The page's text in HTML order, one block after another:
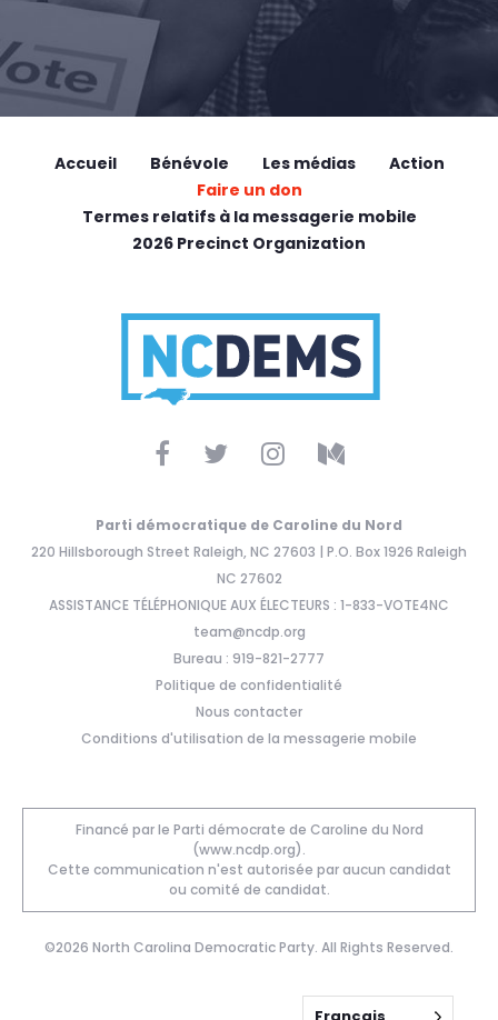
Accueil Bénévole Les médias
Action
Faire un don
Termes relatifs à la messagerie mobile
2026 Precinct Organization
Parti démocratique de Caroline du Nord
220 Hillsborough Street Raleigh, NC 27603 | P.O. Box 1926 Raleigh
NC 27602
ASSISTANCE TÉLÉPHONIQUE AUX ÉLECTEURS : 1-833-VOTE4NC
team@ncdp.org
Bureau : 919-821-2777
Politique de confidentialité
Nous contacter
Conditions d'utilisation de la messagerie mobile
Financé par le Parti démocrate de Caroline du Nord
(www.ncdp.org).
Cette communication n'est autorisée par aucun candidat
ou comité de candidat.
©2026 North Carolina Democratic Party. All Rights Reserved.